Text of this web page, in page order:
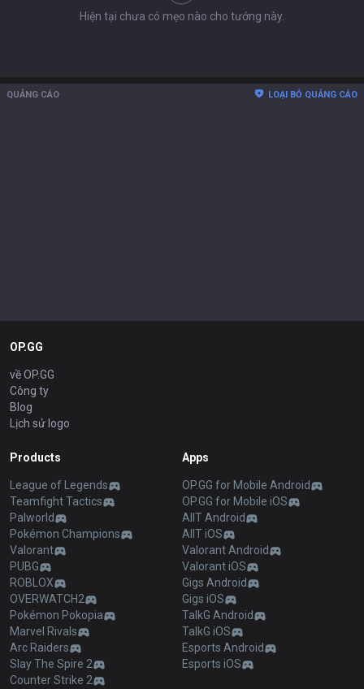
Hiện tại chưa có mẹo nào cho tướng này.
QUẢNG CÁO LOẠI BỎ QUẢNG CÁO
OP.GG
về OP.GG
Công ty
Blog
Lịch sử logo
Products
League of Legends
Teamfight Tactics
Palworld
Pokémon Champions
Valorant
PUBG
ROBLOX
OVERWATCH2
Pokémon Pokopia
Marvel Rivals
Arc Raiders
Slay The Spire 2
Counter Strike 2
Apps
OP.GG for Mobile Android
OP.GG for Mobile iOS
AllT Android
AllT iOS
Valorant Android
Valorant iOS
Gigs Android
Gigs iOS
TalkG Android
TalkG iOS
Esports Android
Esports iOS